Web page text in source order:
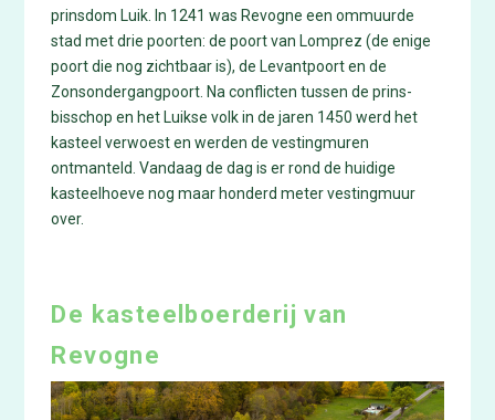
prinsdom Luik. In 1241 was Revogne een ommuurde
stad met drie poorten: de poort van Lomprez (de enige
poort die nog zichtbaar is), de Levantpoort en de
Zonsondergangpoort. Na conflicten tussen de prins-
bisschop en het Luikse volk in de jaren 1450 werd het
kasteel verwoest en werden de vestingmuren
ontmanteld. Vandaag de dag is er rond de huidige
kasteelhoeve nog maar honderd meter vestingmuur
over.
De kasteelboerderij van
Revogne